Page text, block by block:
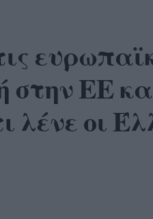
στην ΕΕ
λένε οι